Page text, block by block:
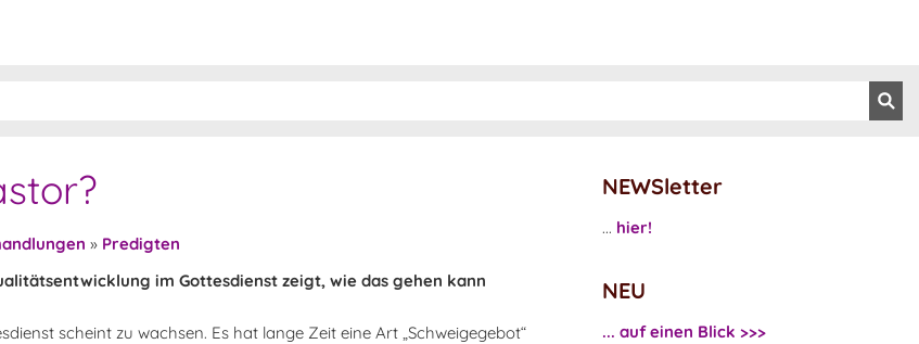
» Predigten
im Gottesdienst zeigt, wie das gehen kann
scheint zu wachsen. Es hat lange Zeit eine Art „Schweigegebot“
NEWSletter
... hier!
NEU
... auf einen Blick >>>